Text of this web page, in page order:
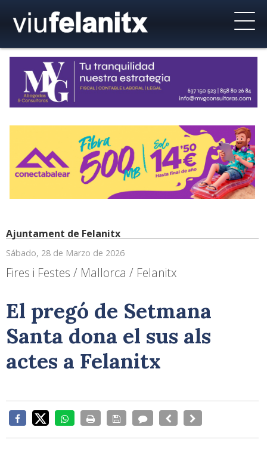
Ajuntament de Felanitx
Sábado, 28 de Marzo de 2026
Fires i Festes / Mallorca / Felanitx
El pregó de Setmana
Santa dona el sus als
actes a Felanitx